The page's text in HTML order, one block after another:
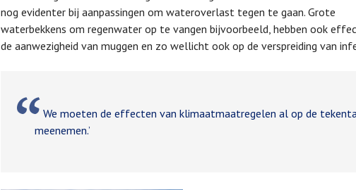
nog evidenter bij aanpassingen om wateroverlast tegen te gaan. Grote
waterbekkens om regenwater op te vangen bijvoorbeeld, hebben ook
de aanwezigheid van muggen en zo wellicht ook op de verspreiding van
We moeten de effecten van klimaatmaatregelen al op de
meenemen.’